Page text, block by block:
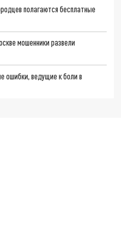
полагаются бесплатные
мошенники развели
ошибки, ведущие к боли в